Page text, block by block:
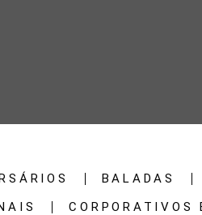
BALADAS
CORPORATIVOS